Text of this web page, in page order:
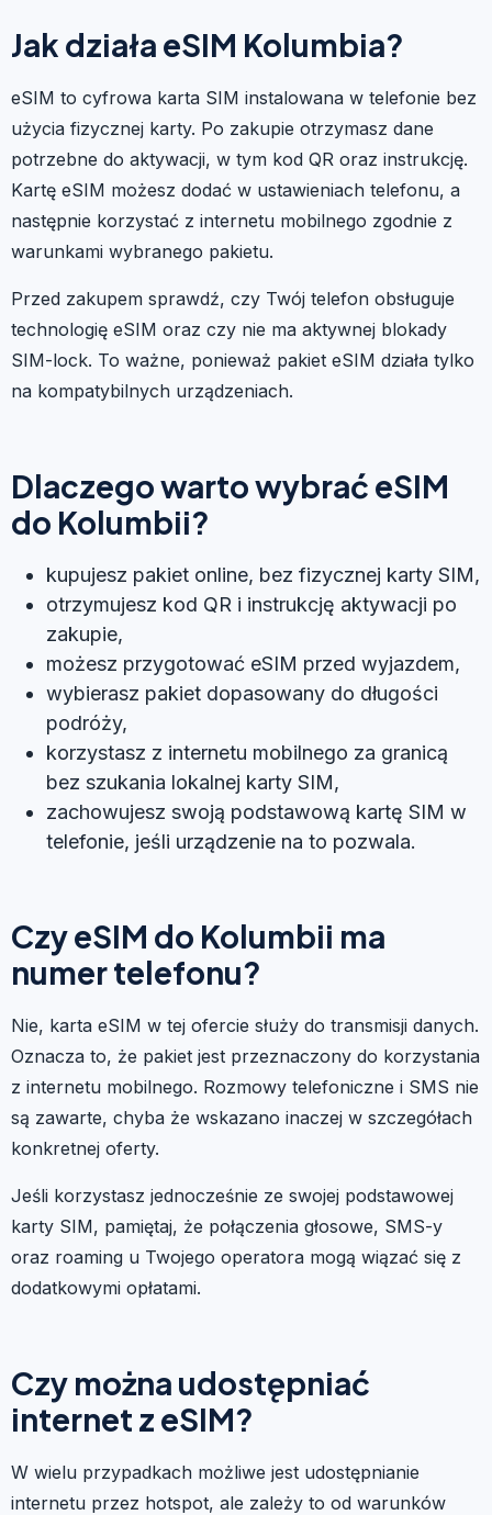
Jak działa eSIM Kolumbia?
eSIM to cyfrowa karta SIM instalowana w telefonie bez
użycia fizycznej karty. Po zakupie otrzymasz dane
potrzebne do aktywacji, w tym kod QR oraz instrukcję.
Kartę eSIM możesz dodać w ustawieniach telefonu, a
następnie korzystać z internetu mobilnego zgodnie z
warunkami wybranego pakietu.
Przed zakupem sprawdź, czy Twój telefon obsługuje
technologię eSIM oraz czy nie ma aktywnej blokady
SIM-lock. To ważne, ponieważ pakiet eSIM działa tylko
na kompatybilnych urządzeniach.
Dlaczego warto wybrać eSIM
do Kolumbii?
kupujesz pakiet online, bez fizycznej karty SIM,
otrzymujesz kod QR i instrukcję aktywacji po
zakupie,
możesz przygotować eSIM przed wyjazdem,
wybierasz pakiet dopasowany do długości
podróży,
korzystasz z internetu mobilnego za granicą
bez szukania lokalnej karty SIM,
zachowujesz swoją podstawową kartę SIM w
telefonie, jeśli urządzenie na to pozwala.
Czy eSIM do Kolumbii ma
numer telefonu?
Nie, karta eSIM w tej ofercie służy do transmisji danych.
Oznacza to, że pakiet jest przeznaczony do korzystania
z internetu mobilnego. Rozmowy telefoniczne i SMS nie
są zawarte, chyba że wskazano inaczej w szczegółach
konkretnej oferty.
Jeśli korzystasz jednocześnie ze swojej podstawowej
karty SIM, pamiętaj, że połączenia głosowe, SMS-y
oraz roaming u Twojego operatora mogą wiązać się z
dodatkowymi opłatami.
Czy można udostępniać
internet z eSIM?
W wielu przypadkach możliwe jest udostępnianie
internetu przez hotspot, ale zależy to od warunków